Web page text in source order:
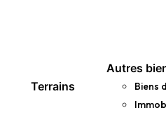
Terrains
Autres
Biens